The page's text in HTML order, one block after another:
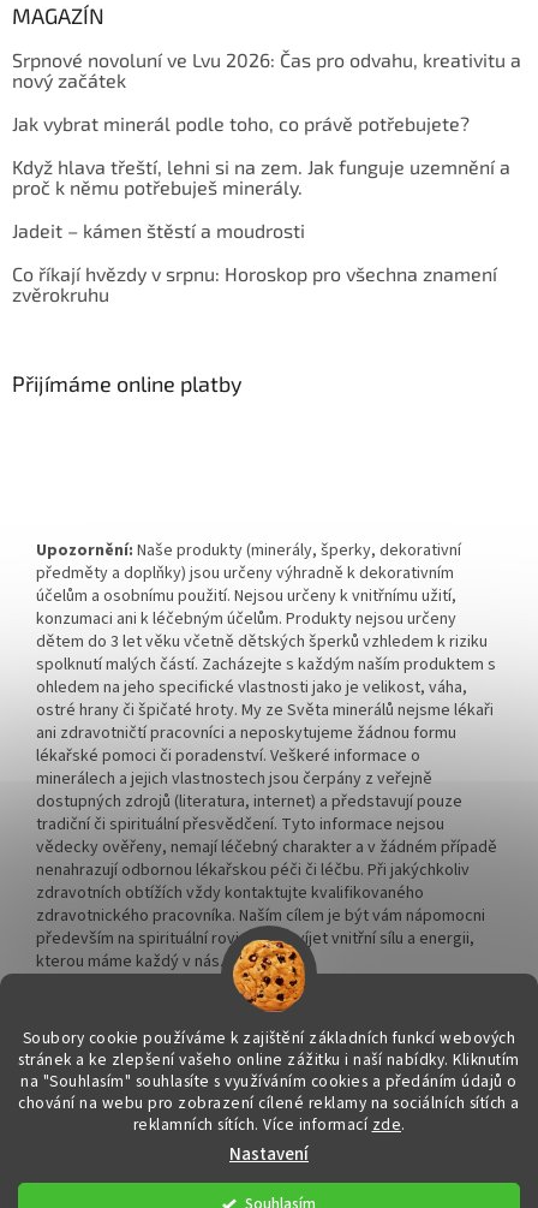
Soubory cookie používáme k zajištění základních funkcí webových
stránek a ke zlepšení vašeho online zážitku i naší nabídky. Kliknutím
na "Souhlasím" souhlasíte s využíváním cookies a předáním údajů o
chování na webu pro zobrazení cílené reklamy na sociálních sítích a
reklamních sítích. Více informací zde.
Nastavení
MAGAZÍN
Srpnové novoluní ve Lvu 2026: Čas pro odvahu, kreativitu a
nový začátek
Jak vybrat minerál podle toho, co právě potřebujete?
Když hlava třeští, lehni si na zem. Jak funguje uzemnění a
proč k němu potřebuješ minerály.
Jadeit – kámen štěstí a moudrosti
Co říkají hvězdy v srpnu: Horoskop pro všechna znamení
zvěrokruhu
Přijímáme online platby
Upozornění: Naše produkty (minerály, šperky, dekorativní
předměty a doplňky) jsou určeny výhradně k dekorativním
účelům a osobnímu použití. Nejsou určeny k vnitřnímu užití,
konzumaci ani k léčebným účelům. Produkty nejsou určeny
dětem do 3 let věku včetně dětských šperků vzhledem k riziku
spolknutí malých částí. Zacházejte s každým naším produktem s
ohledem na jeho specifické vlastnosti jako je velikost, váha,
ostré hrany či špičaté hroty. My ze Světa minerálů nejsme lékaři
ani zdravotničtí pracovníci a neposkytujeme žádnou formu
lékařské pomoci či poradenství. Veškeré informace o
minerálech a jejich vlastnostech jsou čerpány z veřejně
dostupných zdrojů (literatura, internet) a představují pouze
tradiční či spirituální přesvědčení. Tyto informace nejsou
vědecky ověřeny, nemají léčebný charakter a v žádném případě
nenahrazují odbornou lékařskou péči či léčbu. Při jakýchkoliv
zdravotních obtížích vždy kontaktujte kvalifikovaného
zdravotnického pracovníka. Naším cílem je být vám nápomocni
především na spirituální rovině a rozvíjet vnitřní sílu a energii,
kterou máme každý v nás.
Vytvořil Shoptet
nastavení cookies